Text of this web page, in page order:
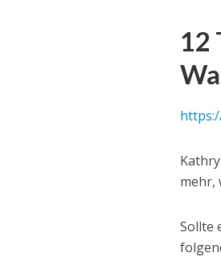
12
mehr,
Sollte